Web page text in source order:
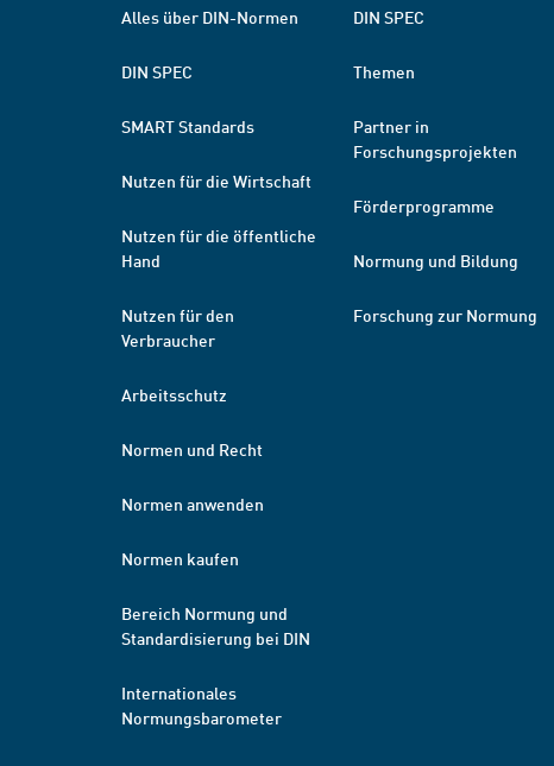
Alles über DIN-Normen
DIN SPEC
SMART Standards
Nutzen für die Wirtschaft
Nutzen für die öffentliche
Hand
Nutzen für den
Verbraucher
Arbeitsschutz
Normen und Recht
Normen anwenden
Normen kaufen
Bereich Normung und
Standardisierung bei DIN
Internationales
Normungsbarometer
DIN SPEC
Themen
Partner in
Forschungsprojekten
Förderprogramme
Normung und Bildung
Forschung zur Normung